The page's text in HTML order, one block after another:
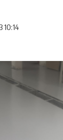
10:14